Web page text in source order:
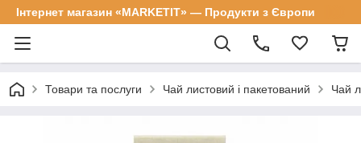
Інтернет магазин «MARKETIT» — Продукти з Європи
Товари та послуги Чай листовий і пакетований Чай